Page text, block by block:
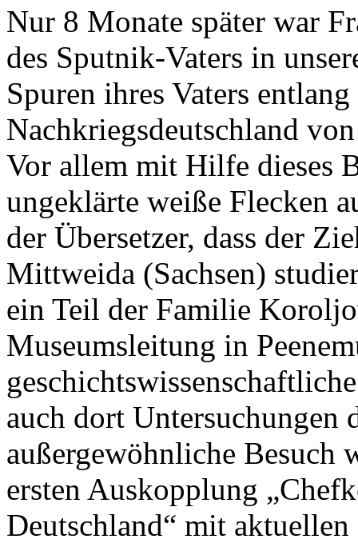
Nur 8 Monate später war
des Sputnik-Vaters in
Spuren ihres Vaters
Nachkriegsdeutschland
Vor allem mit Hilfe dieses
ungeklärte weiße Flecken
der Übersetzer, dass der
Mittweida (Sachsen)
ein Teil der Familie
Museumsleitung in
auch dort Untersuchungen
außergewöhnliche Besuch
ersten Auskopplung
Deutschland“ mit